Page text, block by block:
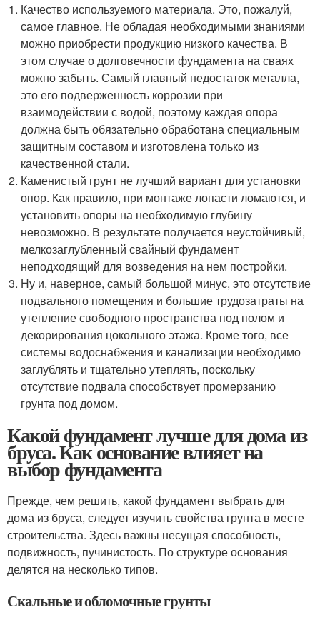
Качество используемого материала. Это, пожалуй,
самое главное. Не обладая необходимыми знаниями
можно приобрести продукцию низкого качества. В
этом случае о долговечности фундамента на сваях
можно забыть. Самый главный недостаток металла,
это его подверженность коррозии при
взаимодействии с водой, поэтому каждая опора
должна быть обязательно обработана специальным
защитным составом и изготовлена только из
качественной стали.
Каменистый грунт не лучший вариант для установки
опор. Как правило, при монтаже лопасти ломаются, и
установить опоры на необходимую глубину
невозможно. В результате получается неустойчивый,
мелкозаглубленный свайный фундамент
неподходящий для возведения на нем постройки.
Ну и, наверное, самый большой минус, это отсутствие
подвального помещения и большие трудозатраты на
утепление свободного пространства под полом и
декорирования цокольного этажа. Кроме того, все
системы водоснабжения и канализации необходимо
заглублять и тщательно утеплять, поскольку
отсутствие подвала способствует промерзанию
грунта под домом.
Какой фундамент лучше для дома из
бруса. Как основание влияет на
выбор фундамента
Прежде, чем решить, какой фундамент выбрать для
дома из бруса, следует изучить свойства грунта в месте
строительства. Здесь важны несущая способность,
подвижность, пучинистость. По структуре основания
делятся на несколько типов.
Скальные и обломочные грунты